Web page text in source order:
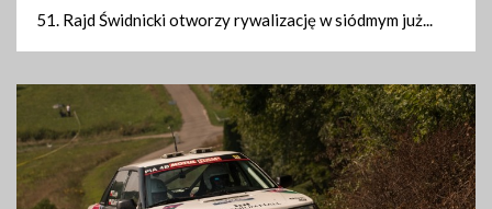
51. Rajd Świdnicki otworzy rywalizację w siódmym już...